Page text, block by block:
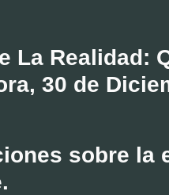
La Realidad:
30 de
sobre la